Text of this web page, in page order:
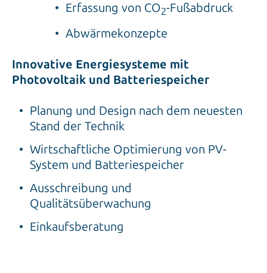
Erfassung von CO2-Fußabdruck
Abwärmekonzepte
Innovative Energiesysteme mit
Photovoltaik und Batteriespeicher
Planung und Design nach dem neuesten
Stand der Technik
Wirtschaftliche Optimierung von PV-
System und Batteriespeicher
Ausschreibung und
Qualitätsüberwachung
Einkaufsberatung